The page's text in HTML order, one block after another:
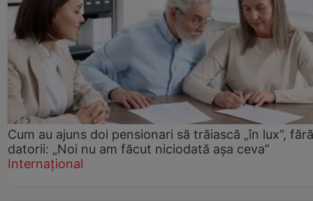
Cum au ajuns doi pensionari să trăiască „în lux”, fără
datorii: „Noi nu am făcut niciodată așa ceva”
Internațional